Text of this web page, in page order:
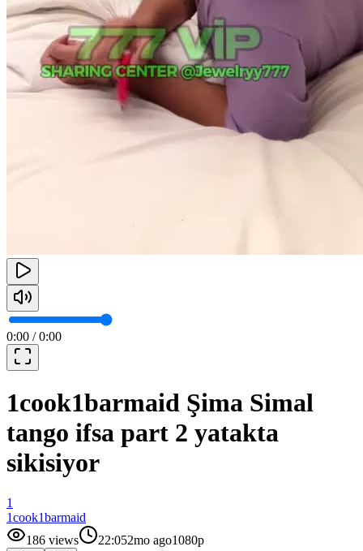
0:00 /0:00
1cook1barmaid Şima Simal
tango ifsa part 2 yatakta
sikisiyor
1
1cook1barmaid
186 views 22:052mo ago1080p